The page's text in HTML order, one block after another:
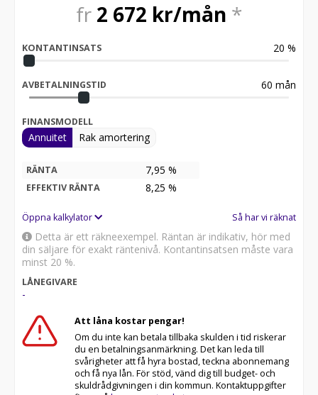
fr 2 672 kr/mån *
KONTANTINSATS 20 %
AVBETALNINGSTID 60 mån
FINANSMODELL
Annuitet Rak amortering
RÄNTA 7,95 %
EFFEKTIV RÄNTA 8,25 %
Öppna kalkylator Så har vi räknat
Detta är ett räkneexempel. Räntan är indikativ, hör med
din säljare för exakt räntenivå. Kontantinsatsen måste vara
minst 20 %.
LÅNEGIVARE
-
Att låna kostar pengar!
Om du inte kan betala tillbaka skulden i tid riskerar
du en betalningsanmärkning. Det kan leda till
svårigheter att få hyra bostad, teckna abonnemang
och få nya lån. För stöd, vänd dig till budget- och
skuldrådgivningen i din kommun. Kontaktuppgifter